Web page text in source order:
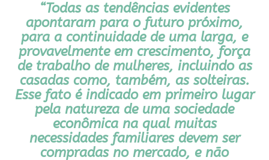
“Todas as tendências evidentes
apontaram para o futuro próximo,
para a continuidade de uma larga, e
provavelmente em crescimento, força
de trabalho de mulheres, incluindo as
casadas como, também, as solteiras.
Esse fato é indicado em primeiro lugar
pela natureza de uma sociedade
econômica na qual muitas
necessidades familiares devem ser
compradas no mercado, e não